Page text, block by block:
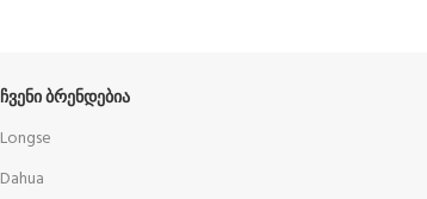
ᲩᲕᲔᲜᲘ ᲑᲠᲔᲜᲓᲔᲑᲘᲐ
Longse
Dahua